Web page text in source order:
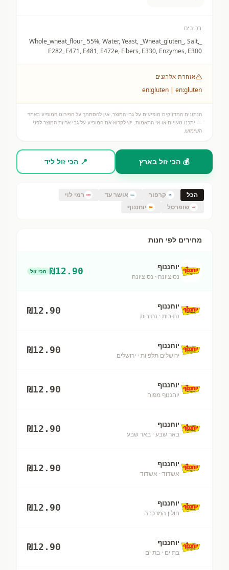
רכיבים
_Whole_wheat_flour_ 55%, Water, Yeast, _Wheat_gluten_, Salt,
E282, E471, E481, E472e, Fibers, E330, Enzymes, E300
אזהרת אלרגנים
en:gluten | en:gluten
הנתונים המדויקים מופיעים על גבי המוצר. אין להסתמך על הפירוט המופיע באתר
— יתכנו טעויות או אי התאמות. יש לקרוא את המופיע על גבי אריזת המוצר לפני
השימוש.
💰 הכי זול בארץ 📍 הכי זול ליד
הכל קרפור אושר עד
רמי לוי
שופרסל
יוחננוף
מחירים לפי חנות
יוחננוף
נס ציונה · נס ציונה
₪12.90 הכי זול
יוחננוף
נתיבות · נתיבות
₪12.90
יוחננוף
ירושלים תלפיות · ירושלים
₪12.90
יוחננוף
יוחננוף מפוח
₪12.90
יוחננוף
באר שבע · באר שבע
₪12.90
יוחננוף
אשדוד · אשדוד
₪12.90
יוחננוף
חולון המרכבה
₪12.90
יוחננוף
בת ים · בת ים
₪12.90